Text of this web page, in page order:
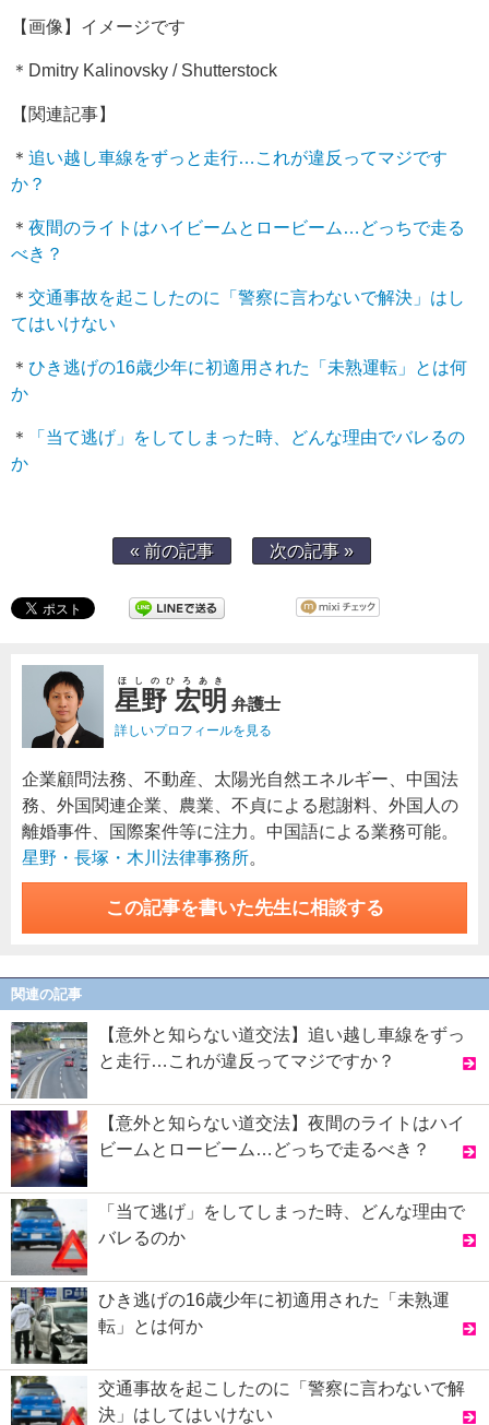
【画像】イメージです
＊Dmitry Kalinovsky / Shutterstock
【関連記事】
＊ 追い越し車線をずっと走行…これが違反ってマジです
か？
＊ 夜間のライトはハイビームとロービーム…どっちで走る
べき？
＊ 交通事故を起こしたのに「警察に言わないで解決」はし
てはいけない
＊ ひき逃げの16歳少年に初適用された「未熟運転」とは何
か
＊
「当て逃げ」をしてしまった時、どんな理由でバレるの
か
« 前の記事 次の記事 »
星野 宏明
ほしのひろあき
弁護士
詳しいプロフィールを見る
企業顧問法務、不動産、太陽光自然エネルギー、中国法
務、外国関連企業、農業、不貞による慰謝料、外国人の
離婚事件、国際案件等に注力。中国語による業務可能。
星野・長塚・木川法律事務所。
この記事を書いた先生に相談する
関連の記事
【意外と知らない道交法】追い越し車線をずっ
と走行…これが違反ってマジですか？
【意外と知らない道交法】夜間のライトはハイ
ビームとロービーム…どっちで走るべき？
「当て逃げ」をしてしまった時、どんな理由で
バレるのか
ひき逃げの16歳少年に初適用された「未熟運
転」とは何か
交通事故を起こしたのに「警察に言わないで解
決」はしてはいけない